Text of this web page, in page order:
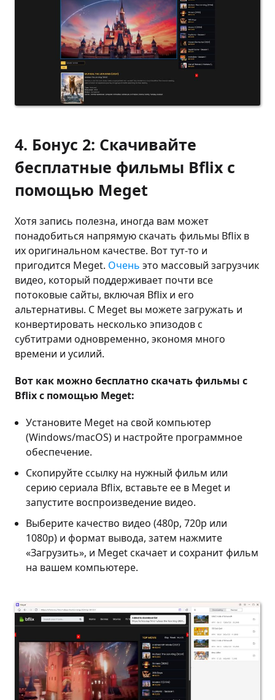
4. Бонус 2: Скачивайте
бесплатные фильмы Bflix с
помощью Meget
Хотя запись полезна, иногда вам может
понадобиться напрямую скачать фильмы Bflix в
их оригинальном качестве. Вот тут-то и
пригодится Meget. Очень это массовый загрузчик
видео, который поддерживает почти все
потоковые сайты, включая Bflix и его
альтернативы. С Meget вы можете загружать и
конвертировать несколько эпизодов с
субтитрами одновременно, экономя много
времени и усилий.
Вот как можно бесплатно скачать фильмы с
Bflix с помощью Meget:
Установите Meget на свой компьютер
(Windows/macOS) и настройте программное
обеспечение.
Скопируйте ссылку на нужный фильм или
серию сериала Bflix, вставьте ее в Meget и
запустите воспроизведение видео.
Выберите качество видео (480p, 720p или
1080p) и формат вывода, затем нажмите
«Загрузить», и Meget скачает и сохранит фильм
на вашем компьютере.